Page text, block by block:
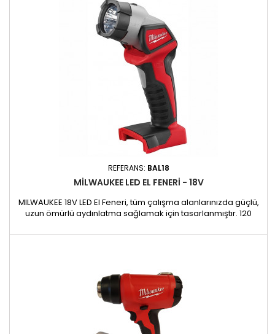
REFERANS: BAL18
MILWAUKEE LED EL FENERI - 18V
MILWAUKEE 18V LED El Feneri, tüm çalışma alanlarınızda güçlü,
uzun ömürlü aydınlatma sağlamak için tasarlanmıştır. 120
karanlık alanlarda bile optimum görünürlüğü garanti eder.